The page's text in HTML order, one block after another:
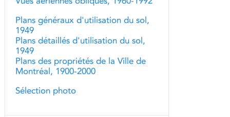
Plans généraux d'utilisation du sol,
1949
Plans détaillés d'utilisation du sol,
1949
Plans des propriétés de la Ville de
Montréal, 1900-2000
Sélection photo